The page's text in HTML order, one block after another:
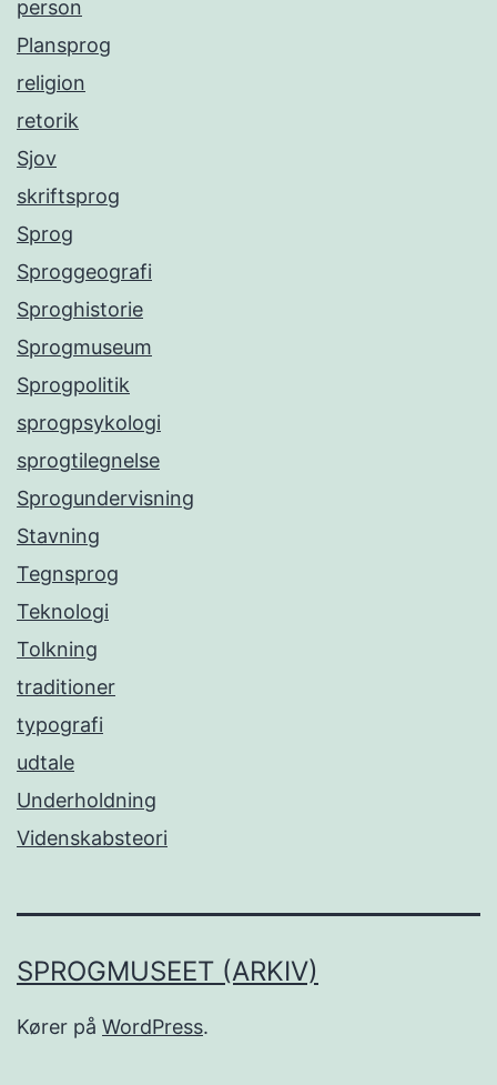
person
Plansprog
religion
retorik
Sjov
skriftsprog
Sprog
Sproggeografi
Sproghistorie
Sprogmuseum
Sprogpolitik
sprogpsykologi
sprogtilegnelse
Sprogundervisning
Stavning
Tegnsprog
Teknologi
Tolkning
traditioner
typografi
udtale
Underholdning
Videnskabsteori
SPROGMUSEET (ARKIV)
Kører på WordPress.